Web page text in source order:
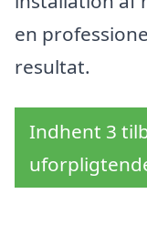
en
resultat.
Indhent 3